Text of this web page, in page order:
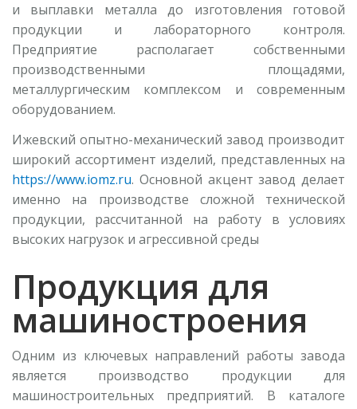
и выплавки металла до изготовления готовой
продукции и лабораторного контроля.
Предприятие располагает собственными
производственными площадями,
металлургическим комплексом и современным
оборудованием.
Ижевский опытно-механический завод производит
широкий ассортимент изделий, представленных на
https://www.iomz.ru. Основной акцент завод делает
именно на производстве сложной технической
продукции, рассчитанной на работу в условиях
высоких нагрузок и агрессивной среды
Продукция для
машиностроения
Одним из ключевых направлений работы завода
является производство продукции для
машиностроительных предприятий. В каталоге